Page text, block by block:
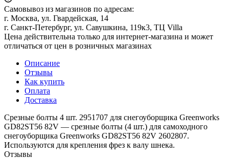
Самовывоз из магазинов по адресам:
г. Москва, ул. Гвардейская, 14
г. Санкт-Петербург, ул. Савушкина, 119к3, ТЦ Villa
Цена действительна только для интернет-магазина и может
отличаться от цен в розничных магазинах
Описание
Отзывы
Как купить
Оплата
Доставка
Cрезные болты 4 шт. 2951707 для снегоуборщика Greenworks
GD82ST56 82V — срезные болты (4 шт.) для самоходного
снегоуборщика Greenworks GD82ST56 82V 2602807.
Используются для крепления фрез к валу шнека.
Отзывы